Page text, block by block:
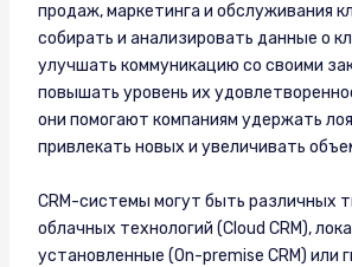
продаж, маркетинга и обслуживания
собирать и анализировать данные о
улучшать коммуникацию со своими
повышать уровень их
они помогают компаниям удержать
привлекать новых и увеличивать
CRM-системы могут быть различных
облачных технологий (Cloud CRM),
установленные (On-premise CRM) или